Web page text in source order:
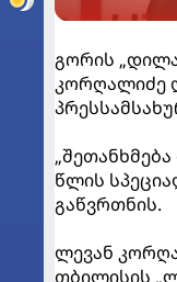
გორის
კორღალიძე
წლის
გაწვრთნის.
ლევან
თბილისის